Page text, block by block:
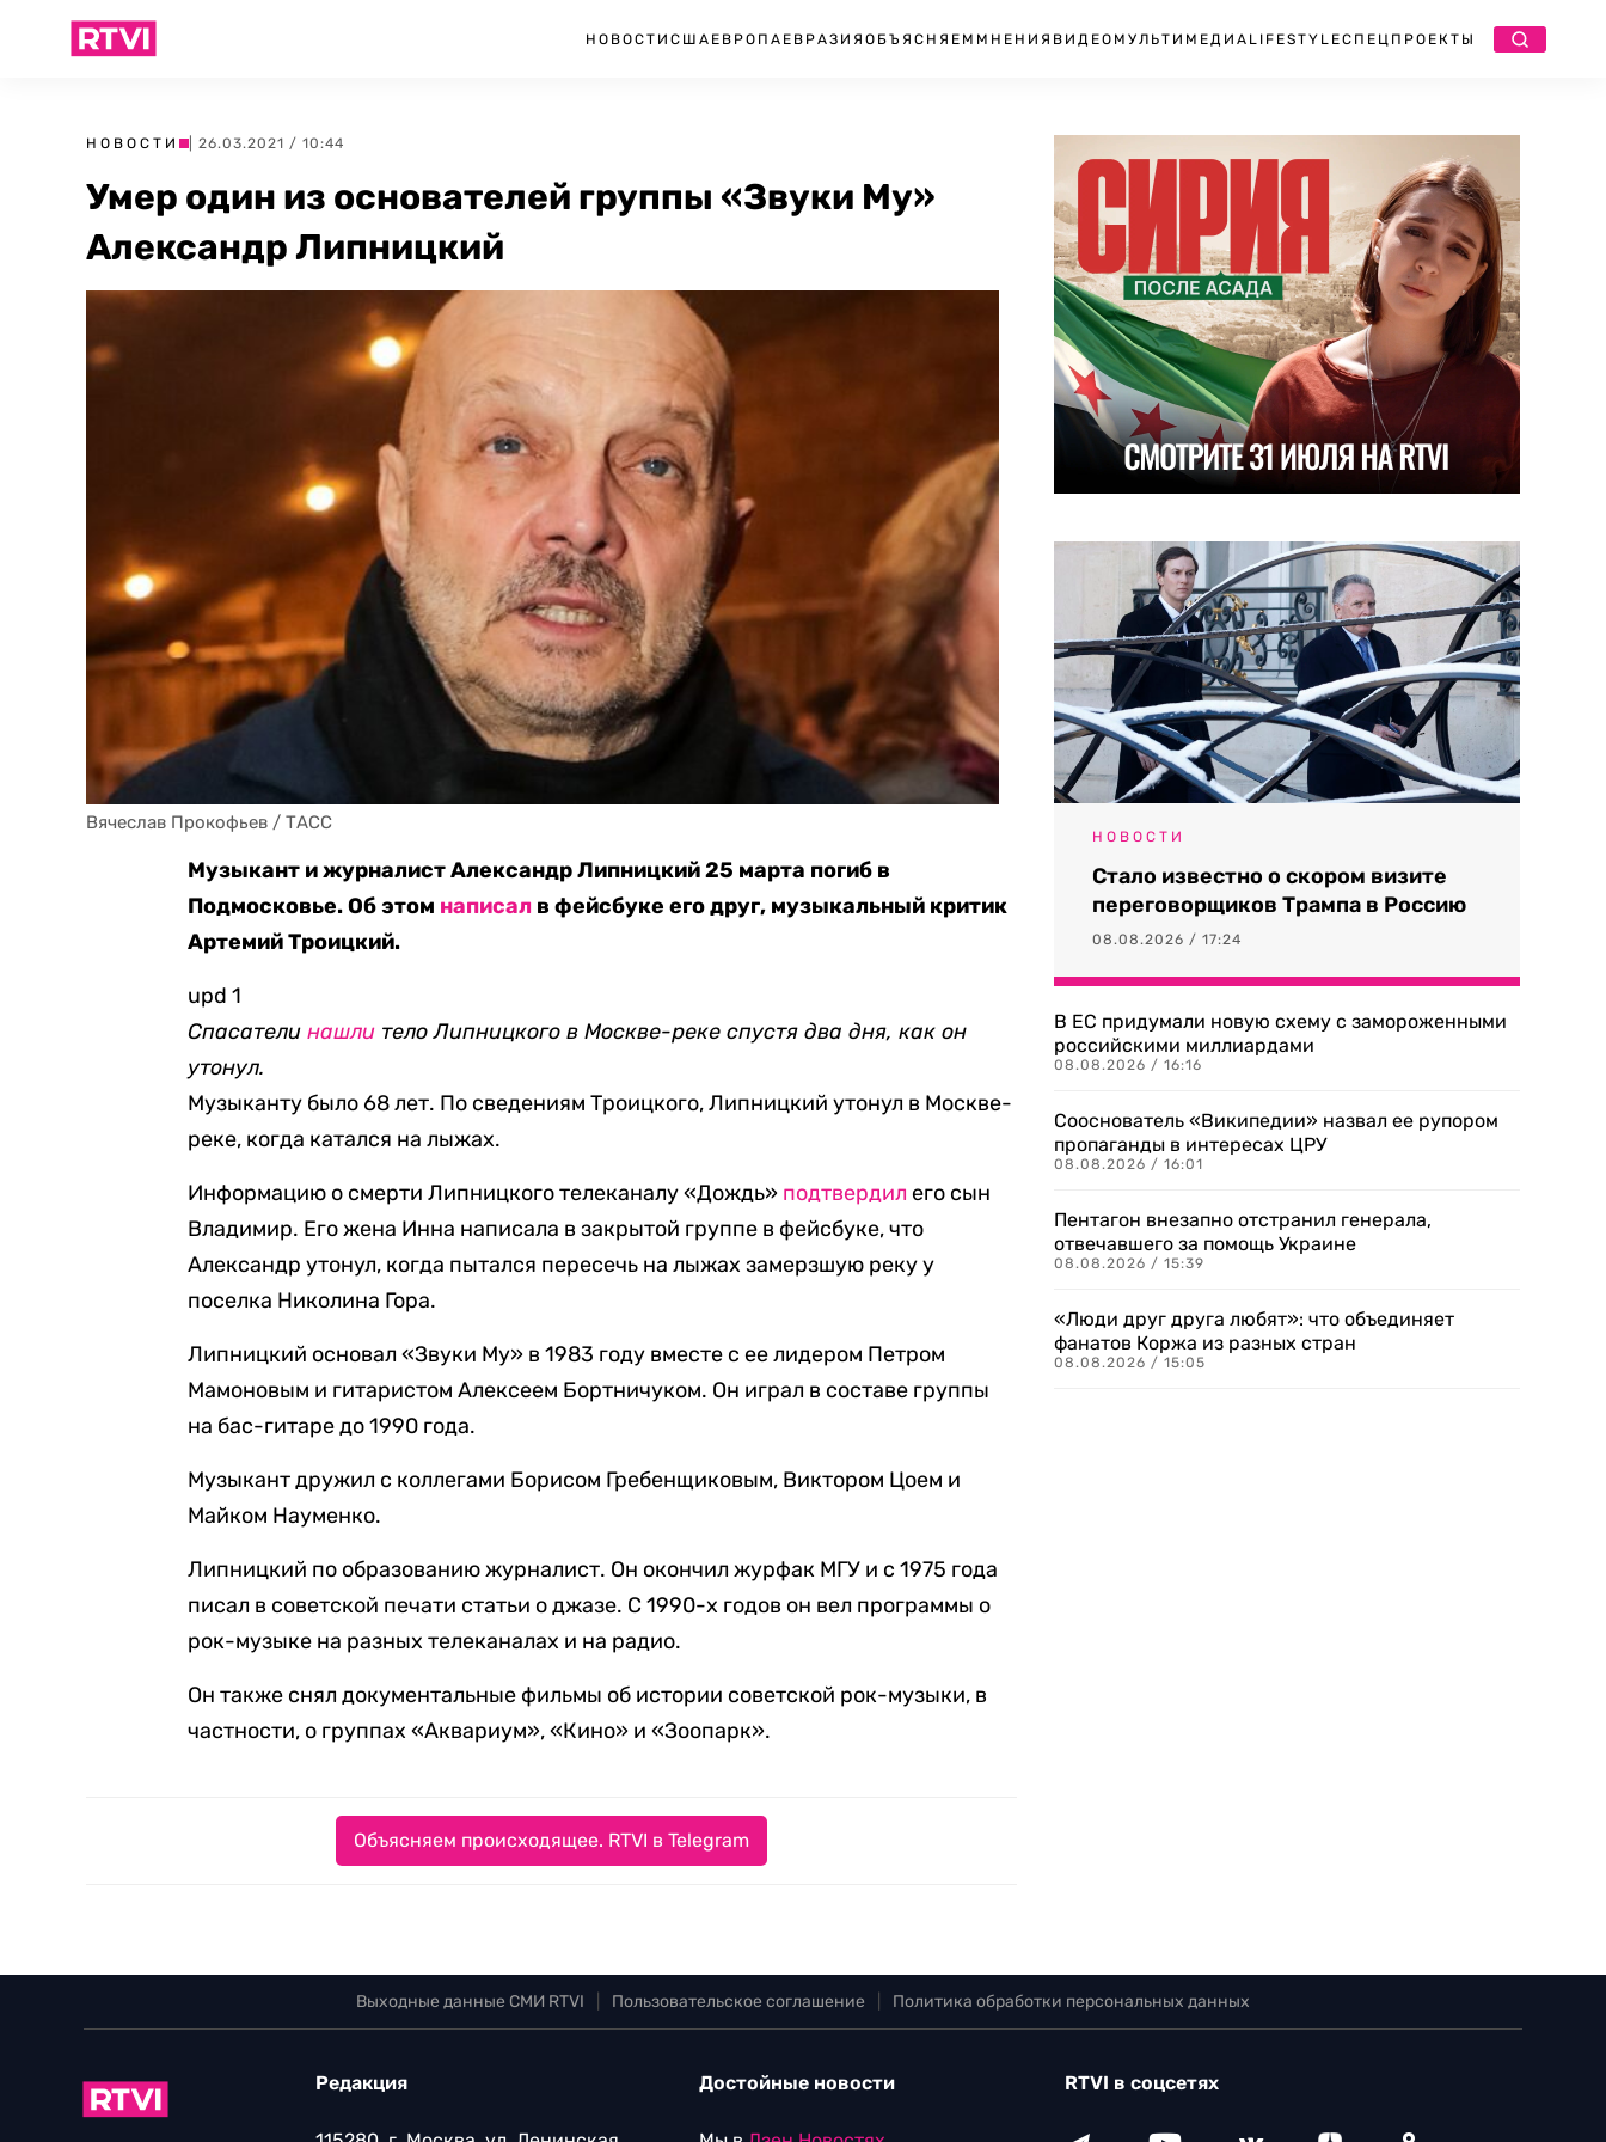
НОВОСТИ США ЕВРОПА ЕВРАЗИЯ ОБЪЯСНЯЕМ МНЕНИЯ ВИДЕО МУЛЬТИМЕДИА LIFESTYLEСПЕЦПРОЕКТЫ
НОВОСТИ | 26.03.2021 / 10:44
Умер один из основателей группы «Звуки Му»
Александр Липницкий
Вячеслав Прокофьев / ТАСС
Музыкант и журналист Александр Липницкий 25 марта погиб в
Подмосковье. Об этом написал в фейсбуке его друг, музыкальный критик
Артемий Троицкий.
upd 1
Спасателинашли тело Липницкого в Москве-реке спустя два дня, как он
утонул.
Музыканту было 68 лет. По сведениям Троицкого, Липницкий утонул в Москве-
реке, когда катался на лыжах.
Информацию о смерти Липницкого телеканалу «Дождь» подтвердил его сын
Владимир. Его жена Инна написала в закрытой группе в фейсбуке, что
Александр утонул, когда пытался пересечь на лыжах замерзшую реку у
поселка Николина Гора.
Липницкий основал «Звуки Му» в 1983 году вместе с ее лидером Петром
Мамоновым и гитаристом Алексеем Бортничуком. Он играл в составе группы
на бас-гитаре до 1990 года.
Музыкант дружил с коллегами Борисом Гребенщиковым, Виктором Цоем и
Майком Науменко.
Липницкий по образованию журналист. Он окончил журфак МГУ и с 1975 года
писал в советской печати статьи о джазе. С 1990-х годов он вел программы о
рок-музыке на разных телеканалах и на радио.
Он также снял документальные фильмы об истории советской рок-музыки, в
частности, о группах «Аквариум», «Кино» и «Зоопарк».
Объясняем происходящее. RTVI в Telegram
НОВОСТИ
Стало известно о скором визите
переговорщиков Трампа в Россию
08.08.2026 / 17:24
В ЕС придумали новую схему с замороженными
российскими миллиардами
08.08.2026 / 16:16
Сооснователь «Википедии» назвал ее рупором
пропаганды в интересах ЦРУ
08.08.2026 / 16:01
Пентагон внезапно отстранил генерала,
отвечавшего за помощь Украине
08.08.2026 / 15:39
«Люди друг друга любят»: что объединяет
фанатов Коржа из разных стран
08.08.2026 / 15:05
Выходные данные СМИ RTVI Пользовательское соглашение Политика обработки персональных данных
Редакция Достойные новости RTVI в соцсетях